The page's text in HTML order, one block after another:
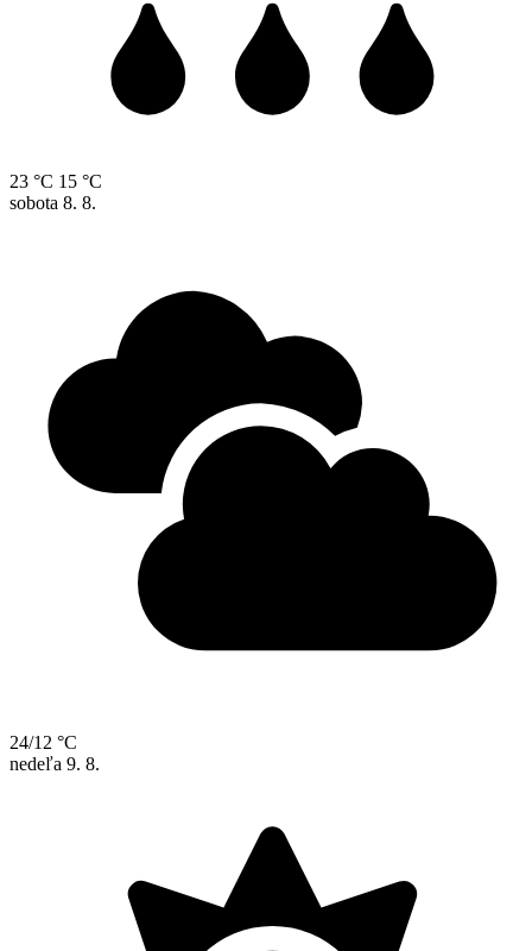
23 °C 15 °C
sobota 8. 8.
24/12 °C
nedeľa 9. 8.